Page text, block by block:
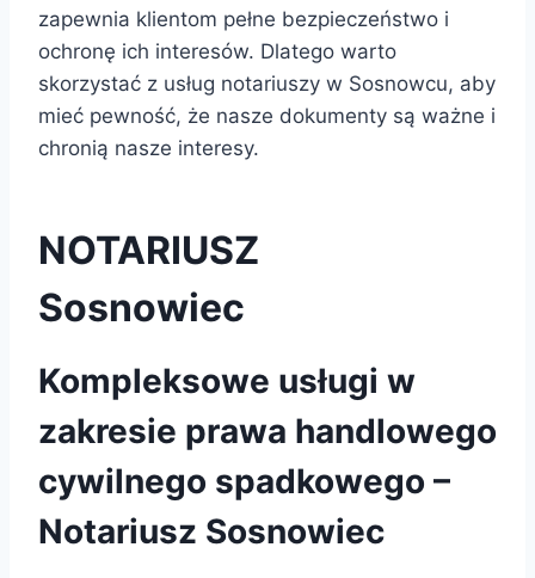
zapewnia klientom pełne bezpieczeństwo i
ochronę ich interesów. Dlatego warto
skorzystać z usług notariuszy w Sosnowcu, aby
mieć pewność, że nasze dokumenty są ważne i
chronią nasze interesy.
NOTARIUSZ
Sosnowiec
Kompleksowe usługi w
zakresie prawa handlowego
cywilnego spadkowego –
Notariusz Sosnowiec